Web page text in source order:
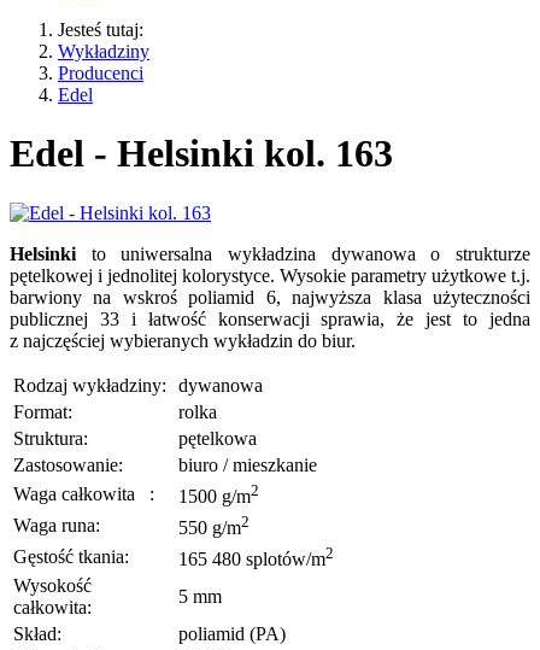
Jesteś tutaj:
Wykładziny
Producenci
Edel
Edel - Helsinki kol. 163
Helsinki to uniwersalna wykładzina dywanowa o strukturze
pętelkowej i jednolitej kolorystyce. Wysokie parametry użytkowe t.j.
barwiony na wskroś poliamid 6, najwyższa klasa użyteczności
publicznej 33 i łatwość konserwacji sprawia, że jest to jedna
z najczęściej wybieranych wykładzin do biur.
Rodzaj wykładziny:
dywanowa
Format:
rolka
Struktura:
pętelkowa
Zastosowanie:
biuro / mieszkanie
Waga całkowita : 1500 g/m2
Waga runa: 550 g/m2
Gęstość tkania: 165 480 splotów/m2
Wysokość
całkowita:
5 mm
Skład:
poliamid (PA)